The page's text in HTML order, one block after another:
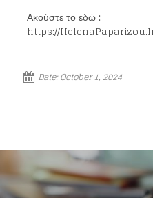
Ακούστε το εδώ :
https://
Date:October 1, 2024